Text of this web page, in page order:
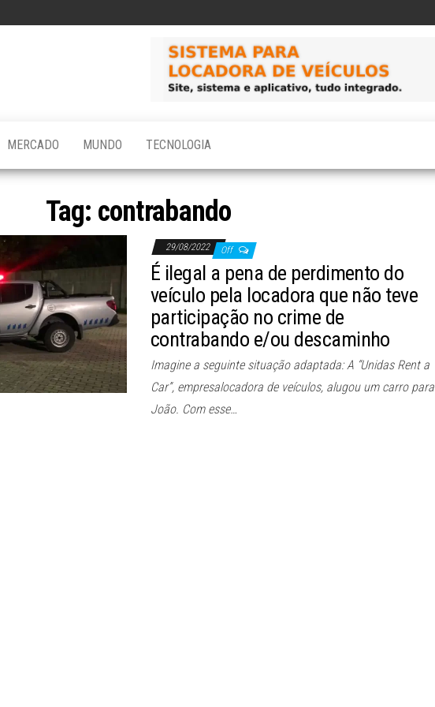
gestão
veicular e
tecnologia
MERCADO MUNDO TECNOLOGIA
Tag: contrabando
29/08/2022 Off
É ilegal a pena de perdimento do
veículo pela locadora que não teve
participação no crime de
contrabando e/ou descaminho
Imagine a seguinte situação adaptada: A “Unidas Rent a
Car”, empresalocadora de veículos, alugou um carro para
João. Com esse…